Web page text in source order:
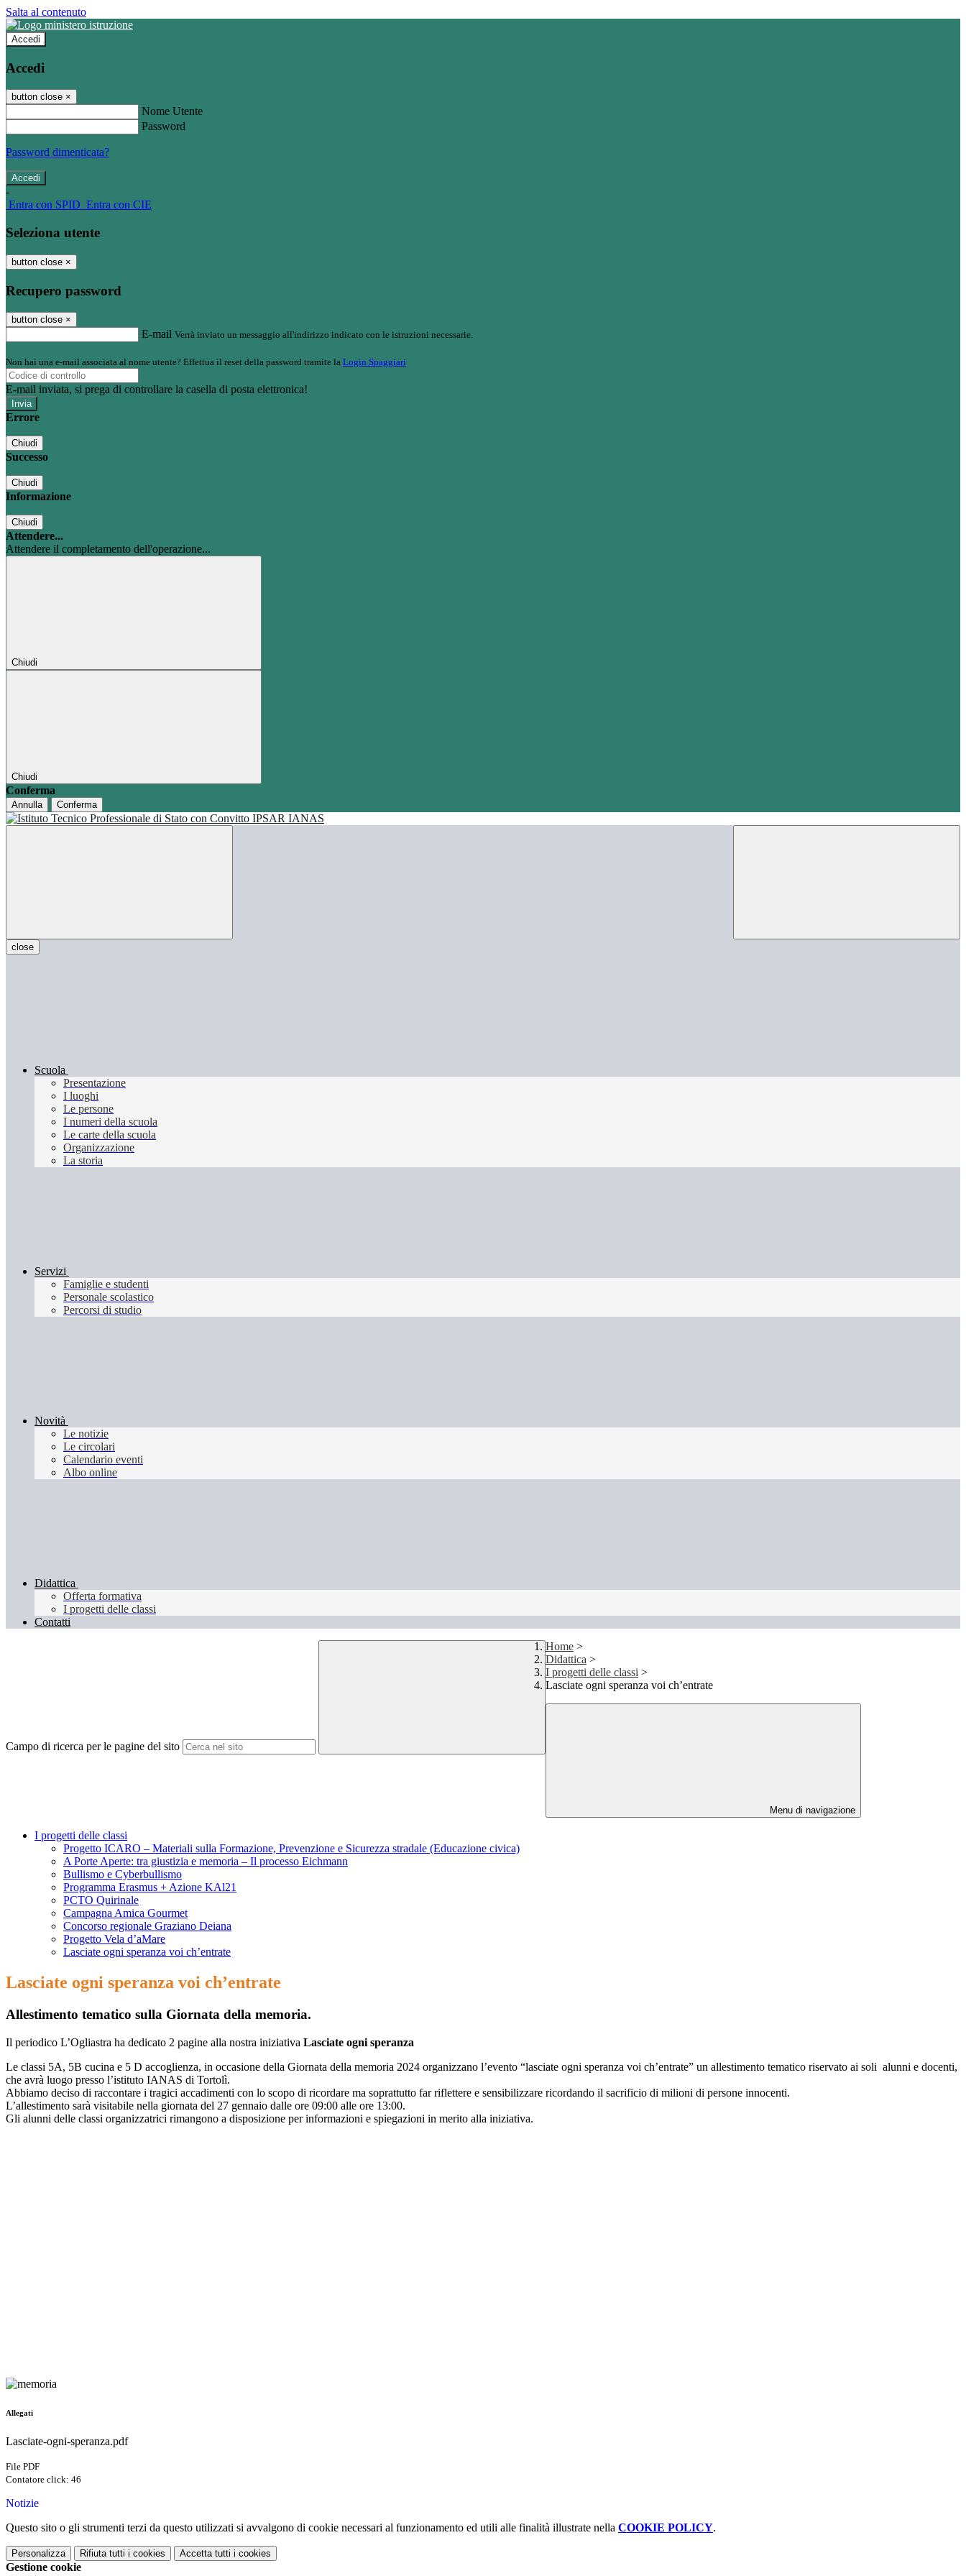
Salta al contenuto
Accedi
Accedi
button close ×
Nome Utente
Password
Password dimenticata?
-
Entra con SPID Entra con CIE
Seleziona utente
button close ×
Recupero password
button close ×
E-mail Verrà inviato un messaggio all'indirizzo indicato con le istruzioni necessarie.
Non hai una e-mail associata al nome utente? Effettua il reset della password tramite la Login Spaggiari
E-mail inviata, si prega di controllare la casella di posta elettronica!
Errore
Chiudi
Successo
Chiudi
Informazione
Chiudi
Attendere...
Attendere il completamento dell'operazione...
Chiudi
Chiudi
Conferma
Annulla Conferma
close
Scuola
Presentazione
I luoghi
Le persone
I numeri della scuola
Le carte della scuola
Organizzazione
La storia
Servizi
Famiglie e studenti
Personale scolastico
Percorsi di studio
Novità
Le notizie
Le circolari
Calendario eventi
Albo online
Didattica
Offerta formativa
I progetti delle classi
Contatti
Campo di ricerca per le pagine del sito
Home >
Didattica >
I progetti delle classi >
Lasciate ogni speranza voi ch’entrate
Menu di navigazione
I progetti delle classi
Progetto ICARO – Materiali sulla Formazione, Prevenzione e Sicurezza stradale (Educazione civica)
A Porte Aperte: tra giustizia e memoria – Il processo Eichmann
Bullismo e Cyberbullismo
Programma Erasmus + Azione KAl21
PCTO Quirinale
Campagna Amica Gourmet
Concorso regionale Graziano Deiana
Progetto Vela d’aMare
Lasciate ogni speranza voi ch’entrate
Lasciate ogni speranza voi ch’entrate
Allestimento tematico sulla Giornata della memoria.
Il periodico L’Ogliastra ha dedicato 2 pagine alla nostra iniziativa Lasciate ogni speranza
Le classi 5A, 5B cucina e 5 D accoglienza, in occasione della Giornata della memoria 2024 organizzano l’evento “lasciate ogni speranza voi ch’entrate” un allestimento tematico riservato ai soli alunni e docenti,
che avrà luogo presso l’istituto IANAS di Tortolì.
Abbiamo deciso di raccontare i tragici accadimenti con lo scopo di ricordare ma soprattutto far riflettere e sensibilizzare ricordando il sacrificio di milioni di persone innocenti.
L’allestimento sarà visitabile nella giornata del 27 gennaio dalle ore 09:00 alle ore 13:00.
Gli alunni delle classi organizzatrici rimangono a disposizione per informazioni e spiegazioni in merito alla iniziativa.
Allegati
Lasciate-ogni-speranza.pdf
File PDF
Contatore click: 46
Notizie
Questo sito o gli strumenti terzi da questo utilizzati si avvalgono di cookie necessari al funzionamento ed utili alle finalità illustrate nella COOKIE POLICY.
Personalizza Rifiuta tutti i cookies Accetta tutti i cookies
Gestione cookie